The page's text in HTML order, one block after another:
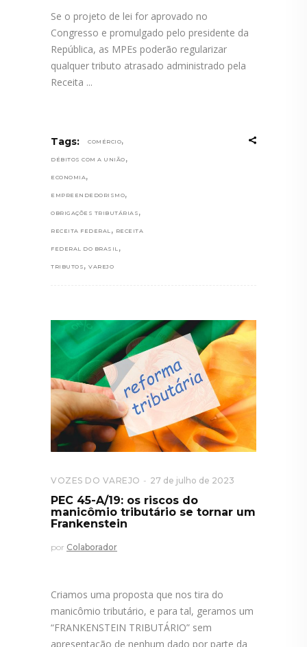
Se o projeto de lei for aprovado no
Congresso e promulgado pelo presidente da
República, as MPEs poderão regularizar
qualquer tributo atrasado administrado pela
Receita
Tags: COMÉRCIO,
DÉBITOS COM A UNIÃO ,
ECONOMIA,
EMPREENDEDORISMO,
OBRIGAÇÕES TRIBUTÁRIAS ,
RECEITA FEDERAL , RECEITA
FEDERAL DO BRASIL ,
TRIBUTOS , VAREJO
VOZES DO VAREJO 27 de julho de 2023
PEC 45-A/19: os riscos do
manicômio tributário se tornar um
Frankenstein
por Colaborador
Criamos uma proposta que nos tira do
manicômio tributário, e para tal, geramos um
“FRANKENSTEIN TRIBUTÁRIO” sem
apresentação de nenhum dado por parte da